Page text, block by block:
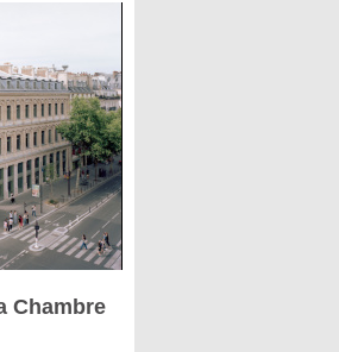
Chambre